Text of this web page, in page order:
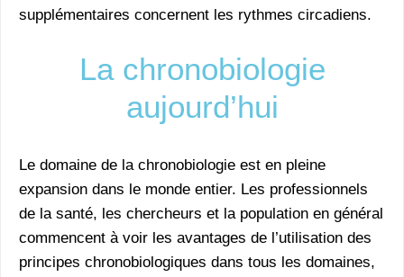
supplémentaires concernent les rythmes circadiens.
La chronobiologie
aujourd’hui
Le domaine de la chronobiologie est en pleine
expansion dans le monde entier. Les professionnels
de la santé, les chercheurs et la population en général
commencent à voir les avantages de l’utilisation des
principes chronobiologiques dans tous les domaines,